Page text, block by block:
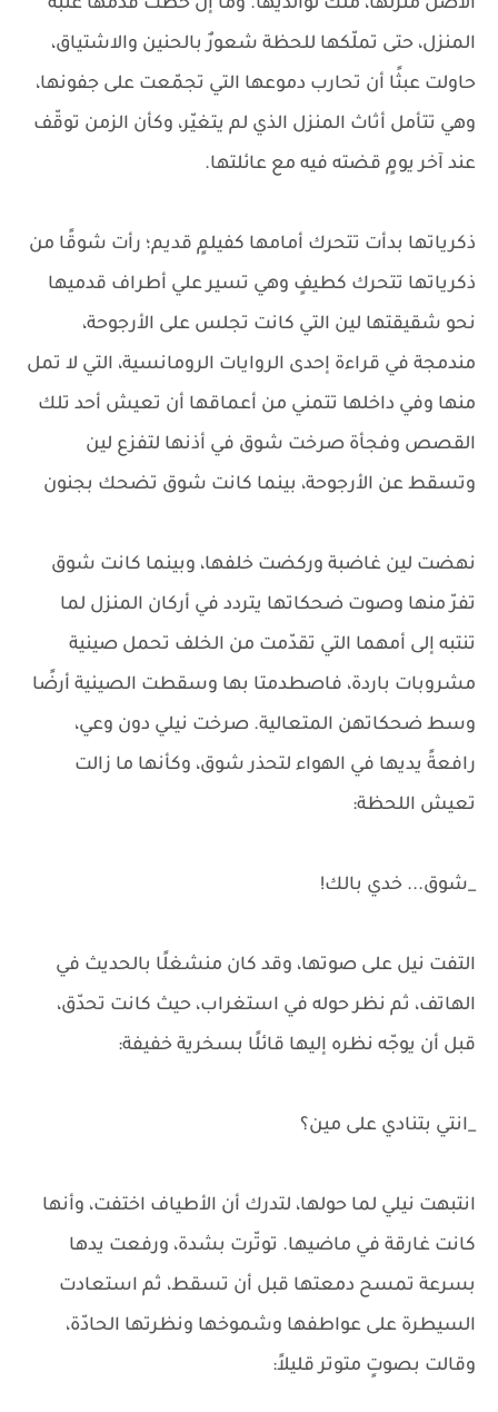
الأصل منزلها، ملكٌ لوالديها. وما إن خطت قدمها عتبة
المنزل، حتى تملّكها للحظة شعورٌ بالحنين والاشتياق،
حاولت عبثًا أن تحارب دموعها التي تجمّعت على جفونها،
وهي تتأمل أثاث المنزل الذي لم يتغيّر، وكأن الزمن توقّف
عند آخر يومٍ قضته فيه مع عائلتها.
ذكرياتها بدأت تتحرك أمامها كفيلمٍ قديم؛ رأت شوقًا من
ذكرياتها تتحرك كطيفٍ وهي تسير علي أطراف قدميها
نحو شقيقتها لين التي كانت تجلس على الأرجوحة،
مندمجة في قراءة إحدى الروايات الرومانسية، التي لا تمل
منها وفي داخلها تتمني من أعماقها أن تعيش أحد تلك
القصص وفجأة صرخت شوق في أذنها لتفزع لين
وتسقط عن الأرجوحة، بينما كانت شوق تضحك بجنون
نهضت لين غاضبة وركضت خلفها، وبينما كانت شوق
تفرّ منها وصوت ضحكاتها يتردد في أركان المنزل لما
تنتبه إلى أمهما التي تقدّمت من الخلف تحمل صينية
مشروبات باردة، فاصطدمتا بها وسقطت الصينية أرضًا
وسط ضحكاتهن المتعالية. صرخت نيلي دون وعي،
رافعةً يديها في الهواء لتحذر شوق، وكأنها ما زالت
تعيش اللحظة:
_شوق... خدي بالك!
التفت نيل على صوتها، وقد كان منشغلًا بالحديث في
الهاتف، ثم نظر حوله في استغراب، حيث كانت تحدّق،
قبل أن يوجّه نظره إليها قائلًا بسخرية خفيفة:
_انتي بتنادي على مين؟
انتبهت نيلي لما حولها، لتدرك أن الأطياف اختفت، وأنها
كانت غارقة في ماضيها. توتّرت بشدة، ورفعت يدها
بسرعة تمسح دمعتها قبل أن تسقط، ثم استعادت
السيطرة على عواطفها وشموخها ونظرتها الحادّة،
وقالت بصوتٍ متوتر قليلاً: